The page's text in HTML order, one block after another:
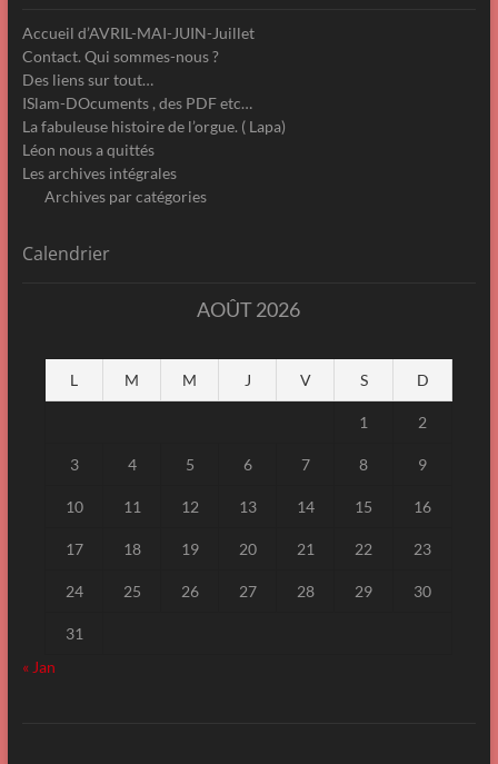
Accueil d’AVRIL-MAI-JUIN-Juillet
Contact. Qui sommes-nous ?
Des liens sur tout…
ISlam-DOcuments , des PDF etc…
La fabuleuse histoire de l’orgue. ( Lapa)
Léon nous a quittés
Les archives intégrales
Archives par catégories
Calendrier
AOÛT 2026
L M M J V S D
1 2
3 4 5 6 7 8 9
10 11 12 13 14 15 16
17 18 19 20 21 22 23
24 25 26 27 28 29 30
31
« Jan